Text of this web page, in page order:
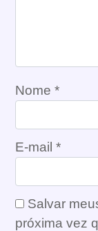
Nome *
E-mail *
Salvar
próxima vez